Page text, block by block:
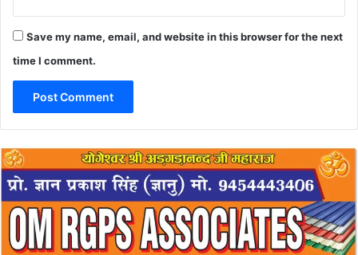
Save my name, email, and website in this browser for the next
time I comment.